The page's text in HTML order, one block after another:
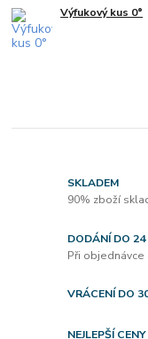
Výfukový kus 0°
SKLADEM
90% zboží
DODÁNÍ DO
Při objednávce
VRÁCENÍ DO
NEJLEPŠÍ